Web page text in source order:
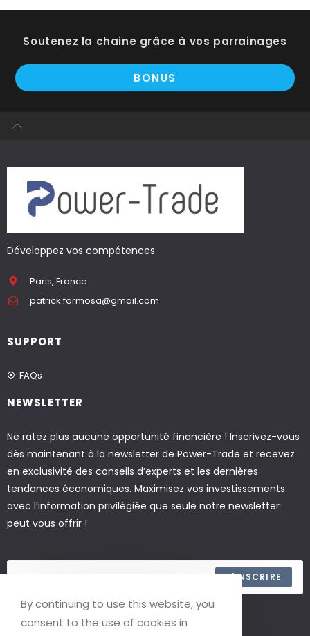
Soutenez la chaine grâce à vos parrainages
BONUS
Développez vos compétences
Paris, France
patrick.formosa@gmail.com
SUPPORT
FAQs
NEWSLETTER
Ne ratez plus aucune opportunité financière ! Inscrivez-vous
dès maintenant à la newsletter de Power-Trade et recevez
en exclusivité des conseils d’experts et les dernières
tendances économiques. Maximisez vos investissements
avec l’information privilégiée que seule notre newsletter
peut vous offrir !
S'INSCRIRE
ACCEPTER LES TERMES
By continuing to use this website, you
consent to the use of cookies in